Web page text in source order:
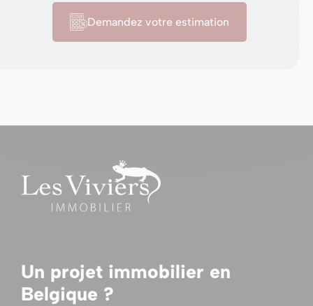
Demandez votre estimation
Un projet immobilier en
Belgique ?